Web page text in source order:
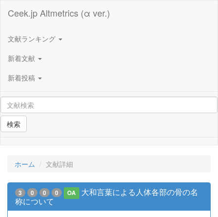
Ceek.jp Altmetrics (α ver.)
文献ランキング
新着文献
新着投稿
検索
ホーム 文献詳細
3 0 0 0 OA
大和言葉による人体各部の骨の名
称について